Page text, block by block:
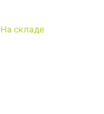
На складе